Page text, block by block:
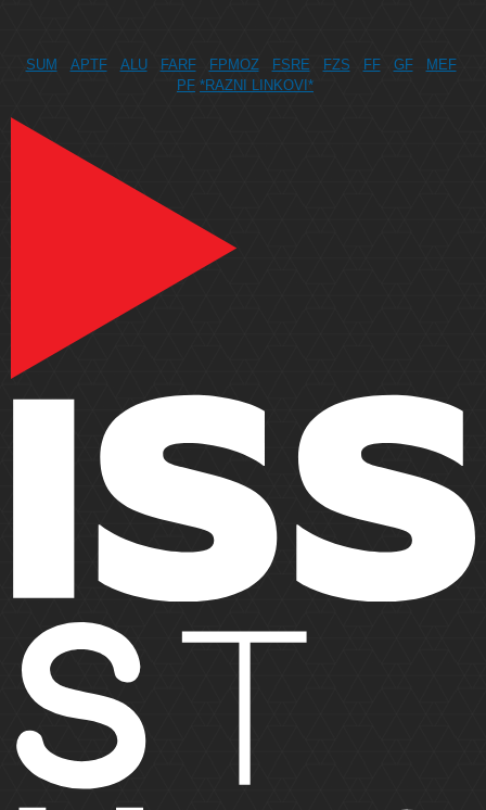
SUM APTF ALU FARF FPMOZ FSRE FZS FF GF
MEF
PF *RAZNI LINKOVI*